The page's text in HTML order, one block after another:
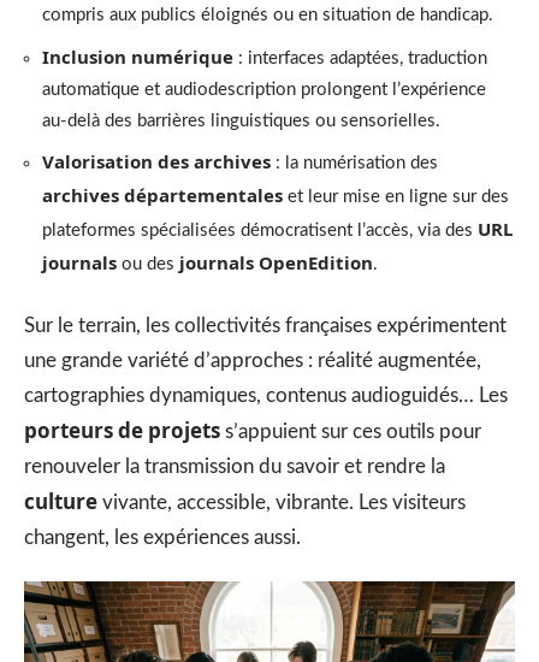
compris aux publics éloignés ou en situation de handicap.
Inclusion numérique : interfaces adaptées, traduction
automatique et audiodescription prolongent l’expérience
au-delà des barrières linguistiques ou sensorielles.
Valorisation des archives : la numérisation des
archives départementales et leur mise en ligne sur des
plateformes spécialisées démocratisent l’accès, via des URL
journals ou des journals OpenEdition.
Sur le terrain, les collectivités françaises expérimentent
une grande variété d’approches : réalité augmentée,
cartographies dynamiques, contenus audioguidés… Les
porteurs de projets s’appuient sur ces outils pour
renouveler la transmission du savoir et rendre la
culture vivante, accessible, vibrante. Les visiteurs
changent, les expériences aussi.